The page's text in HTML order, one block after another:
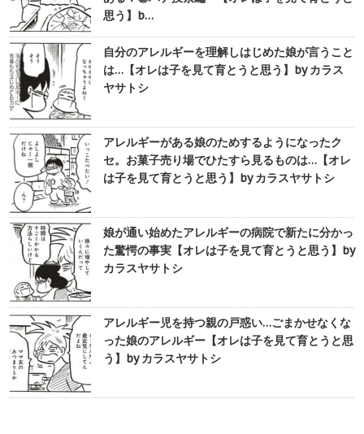
思う】b…
自分のアレルギーを理解しはじめた娘が言うこと
は…【オレは子を見て育とうと思う】by カラス
ヤサトシ
アレルギーがある娘のためするようになったク
セ。お菓子売り場でひたすら見るものは…【オレ
は子を見て育とうと思う】by カラスヤサトシ
娘が通い始めたアレルギーの病院で新たに分かっ
た驚愕の事実【オレは子を見て育とうと思う】by
カラスヤサトシ
アレルギー児を持つ親の戸惑い…ごまかせなくな
った娘のアレルギー【オレは子を見て育とうと思
う】by カラスヤサトシ